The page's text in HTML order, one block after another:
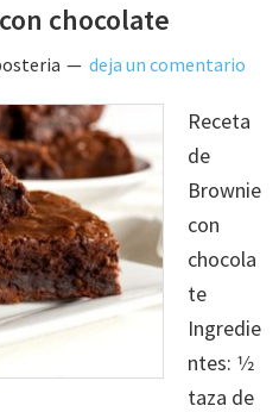
chocolate
deja un comentario
Receta
de
Brownie
con
chocola
te
Ingredie
ntes: 1⁄2
taza de